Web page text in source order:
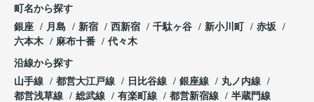
町名から探す
銀座
月島 新宿 西新宿 千駄ヶ谷 新小川町
赤坂
六本木
麻布十番 代々木
沿線から探す
山手線
都営大江戸線 日比谷線 銀座線
丸ノ内線
都営浅草線
総武線 有楽町線 都営新宿線 半蔵門線